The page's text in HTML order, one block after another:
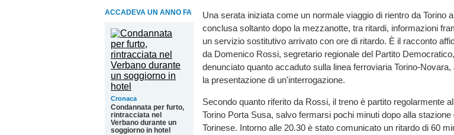
ACCADEVA UN ANNO FA
Cronaca
Condannata per furto,
rintracciata nel
Verbano durante un
soggiorno in hotel
Una serata iniziata come un normale viaggio di rientro da Torino
conclusa soltanto dopo la mezzanotte, tra ritardi, informazioni
un servizio sostitutivo arrivato con ore di ritardo. È il racconto
da Domenico Rossi, segretario regionale del Partito
denunciato quanto accaduto sulla linea ferroviaria Torino-Novara,
la presentazione di un'interrogazione.
Secondo quanto riferito da Rossi, il treno è partito regolarmente
Torino Porta Susa, salvo fermarsi pochi minuti dopo alla stazione
Torinese. Intorno alle 20.30 è stato comunicato un ritardo di 60